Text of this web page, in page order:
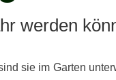
werden
sie im Garten